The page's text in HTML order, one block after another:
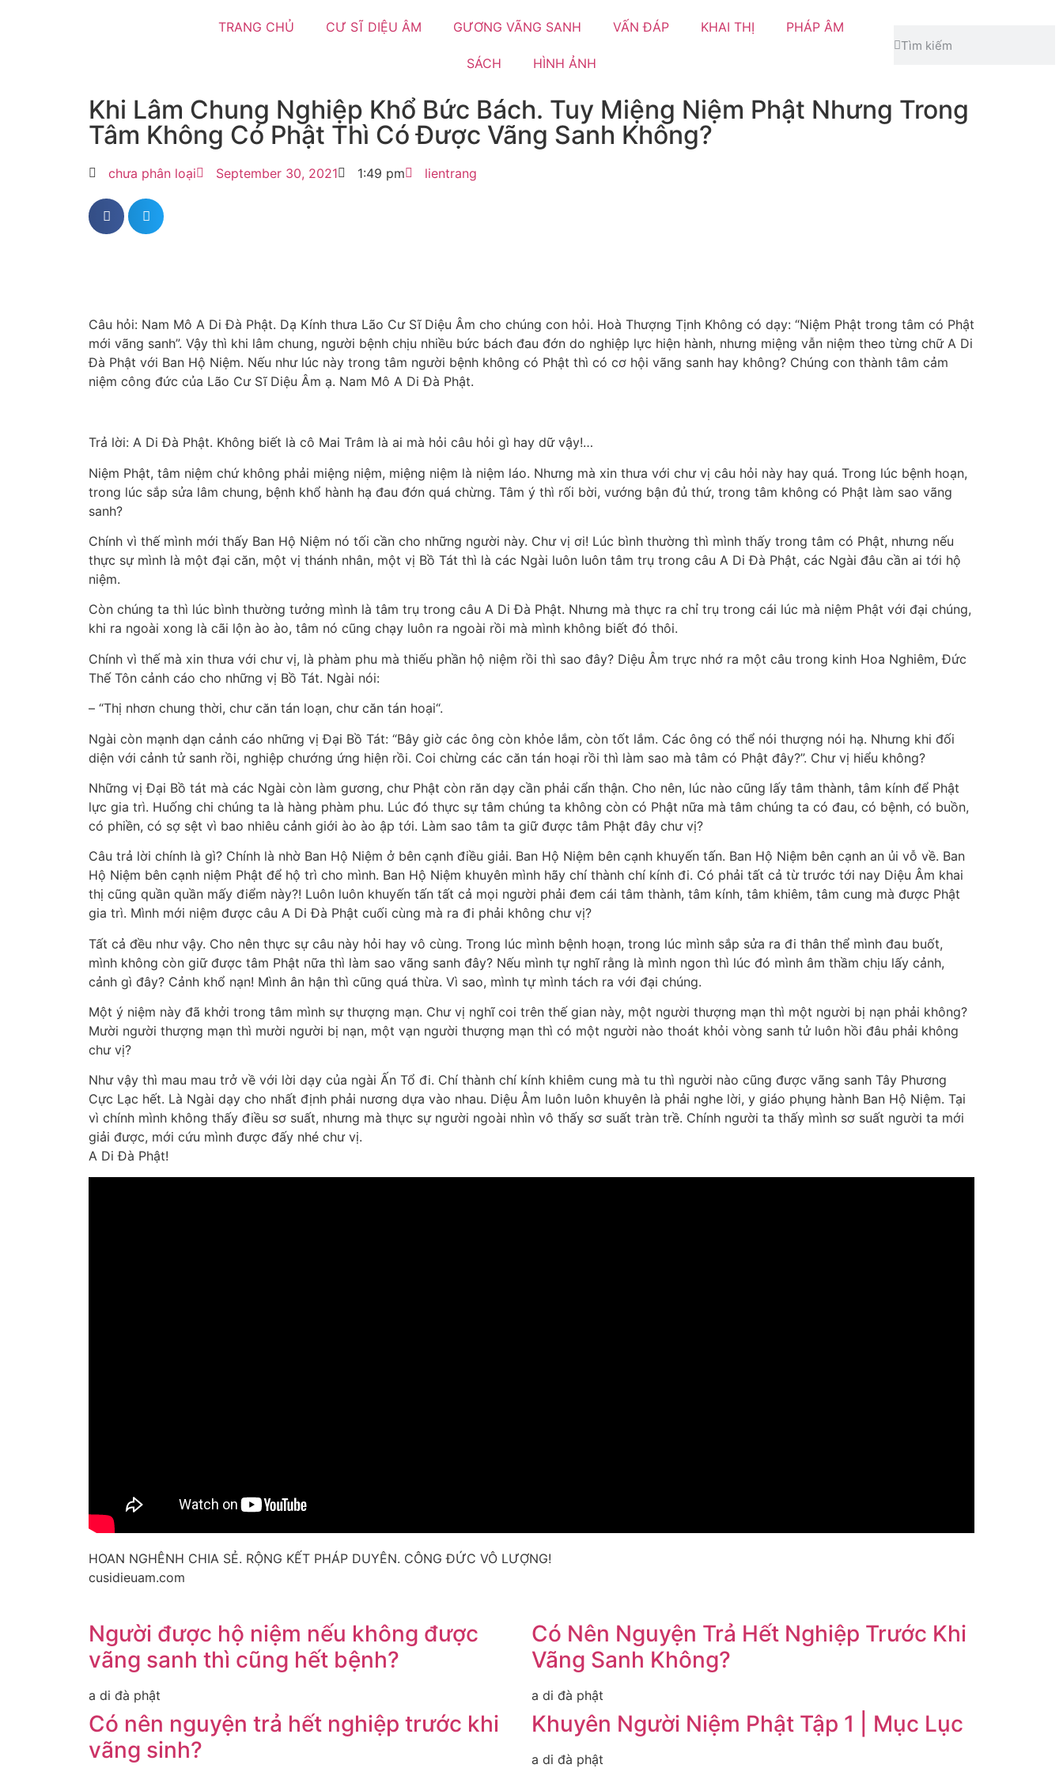
TRANG CHỦ CƯ SĨ DIỆU ÂM GƯƠNG VÃNG SANH VẤN ĐÁP KHAI THỊ PHÁP ÂM
SÁCH HÌNH ẢNH
Khi Lâm Chung Nghiệp Khổ Bức Bách. Tuy Miệng Niệm Phật Nhưng Trong
Tâm Không Có Phật Thì Có Được Vãng Sanh Không?
chưa phân loại September 30, 2021 1:49 pm lientrang
Câu hỏi: Nam Mô A Di Đà Phật. Dạ Kính thưa Lão Cư Sĩ Diệu Âm cho chúng con hỏi. Hoà Thượng Tịnh Không có dạy: “Niệm Phật trong tâm có Phật
mới vãng sanh”. Vậy thì khi lâm chung, người bệnh chịu nhiều bức bách đau đớn do nghiệp lực hiện hành, nhưng miệng vẫn niệm theo từng chữ A Di
Đà Phật với Ban Hộ Niệm. Nếu như lúc này trong tâm người bệnh không có Phật thì có cơ hội vãng sanh hay không? Chúng con thành tâm cảm
niệm công đức của Lão Cư Sĩ Diệu Âm ạ. Nam Mô A Di Đà Phật.
Trả lời: A Di Đà Phật. Không biết là cô Mai Trâm là ai mà hỏi câu hỏi gì hay dữ vậy!…
Niệm Phật, tâm niệm chứ không phải miệng niệm, miệng niệm là niệm láo. Nhưng mà xin thưa với chư vị câu hỏi này hay quá. Trong lúc bệnh hoạn,
trong lúc sắp sửa lâm chung, bệnh khổ hành hạ đau đớn quá chừng. Tâm ý thì rối bời, vướng bận đủ thứ, trong tâm không có Phật làm sao vãng
sanh?
Chính vì thế mình mới thấy Ban Hộ Niệm nó tối cần cho những người này. Chư vị ơi! Lúc bình thường thì mình thấy trong tâm có Phật, nhưng nếu
thực sự mình là một đại căn, một vị thánh nhân, một vị Bồ Tát thì là các Ngài luôn luôn tâm trụ trong câu A Di Đà Phật, các Ngài đâu cần ai tới hộ
niệm.
Còn chúng ta thì lúc bình thường tưởng mình là tâm trụ trong câu A Di Đà Phật. Nhưng mà thực ra chỉ trụ trong cái lúc mà niệm Phật với đại chúng,
khi ra ngoài xong là cãi lộn ào ào, tâm nó cũng chạy luôn ra ngoài rồi mà mình không biết đó thôi.
Chính vì thế mà xin thưa với chư vị, là phàm phu mà thiếu phần hộ niệm rồi thì sao đây? Diệu Âm trực nhớ ra một câu trong kinh Hoa Nghiêm, Đức
Thế Tôn cảnh cáo cho những vị Bồ Tát. Ngài nói:
– “Thị nhơn chung thời, chư căn tán loạn, chư căn tán hoại“.
Ngài còn mạnh dạn cảnh cáo những vị Đại Bồ Tát: “Bây giờ các ông còn khỏe lắm, còn tốt lắm. Các ông có thể nói thượng nói hạ. Nhưng khi đối
diện với cảnh tử sanh rồi, nghiệp chướng ứng hiện rồi. Coi chừng các căn tán hoại rồi thì làm sao mà tâm có Phật đây?”. Chư vị hiểu không?
Những vị Đại Bồ tát mà các Ngài còn làm gương, chư Phật còn răn dạy cần phải cẩn thận. Cho nên, lúc nào cũng lấy tâm thành, tâm kính để Phật
lực gia trì. Huống chi chúng ta là hàng phàm phu. Lúc đó thực sự tâm chúng ta không còn có Phật nữa mà tâm chúng ta có đau, có bệnh, có buồn,
có phiền, có sợ sệt vì bao nhiêu cảnh giới ào ào ập tới. Làm sao tâm ta giữ được tâm Phật đây chư vị?
Câu trả lời chính là gì? Chính là nhờ Ban Hộ Niệm ở bên cạnh điều giải. Ban Hộ Niệm bên cạnh khuyến tấn. Ban Hộ Niệm bên cạnh an ủi vỗ về. Ban
Hộ Niệm bên cạnh niệm Phật để hộ trì cho mình. Ban Hộ Niệm khuyên mình hãy chí thành chí kính đi. Có phải tất cả từ trước tới nay Diệu Âm khai
thị cũng quần quần mấy điểm này?! Luôn luôn khuyến tấn tất cả mọi người phải đem cái tâm thành, tâm kính, tâm khiêm, tâm cung mà được Phật
gia trì. Mình mới niệm được câu A Di Đà Phật cuối cùng mà ra đi phải không chư vị?
Tất cả đều như vậy. Cho nên thực sự câu này hỏi hay vô cùng. Trong lúc mình bệnh hoạn, trong lúc mình sắp sửa ra đi thân thể mình đau buốt,
mình không còn giữ được tâm Phật nữa thì làm sao vãng sanh đây? Nếu mình tự nghĩ rằng là mình ngon thì lúc đó mình âm thầm chịu lấy cảnh,
cảnh gì đây? Cảnh khổ nạn! Mình ân hận thì cũng quá thừa. Vì sao, mình tự mình tách ra với đại chúng.
Một ý niệm này đã khởi trong tâm mình sự thượng mạn. Chư vị nghĩ coi trên thế gian này, một người thượng mạn thì một người bị nạn phải không?
Mười người thượng mạn thì mười người bị nạn, một vạn người thượng mạn thì có một người nào thoát khỏi vòng sanh tử luôn hồi đâu phải không
chư vị?
Như vậy thì mau mau trở về với lời dạy của ngài Ấn Tổ đi. Chí thành chí kính khiêm cung mà tu thì người nào cũng được vãng sanh Tây Phương
Cực Lạc hết. Là Ngài dạy cho nhất định phải nương dựa vào nhau. Diệu Âm luôn luôn khuyên là phải nghe lời, y giáo phụng hành Ban Hộ Niệm. Tại
vì chính mình không thấy điều sơ suất, nhưng mà thực sự người ngoài nhìn vô thấy sơ suất tràn trề. Chính người ta thấy mình sơ suất người ta mới
giải được, mới cứu mình được đấy nhé chư vị.
A Di Đà Phật!
HOAN NGHÊNH CHIA SẺ. RỘNG KẾT PHÁP DUYÊN. CÔNG ĐỨC VÔ LƯỢNG!
cusidieuam.com
Người được hộ niệm nếu không được
vãng sanh thì cũng hết bệnh?
a di đà phật
Có Nên Nguyện Trả Hết Nghiệp Trước Khi
Vãng Sanh Không?
a di đà phật
Có nên nguyện trả hết nghiệp trước khi
vãng sinh?
Khuyên Người Niệm Phật Tập 1 | Mục Lục
a di đà phật